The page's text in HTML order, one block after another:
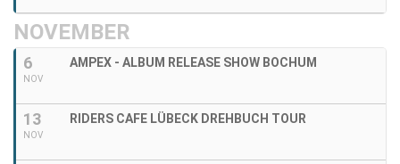
NOVEMBER
6
NOV
AMPEX - ALBUM RELEASE SHOW BOCHUM
13
NOV
RIDERS CAFE LÜBECK DREHBUCH TOUR